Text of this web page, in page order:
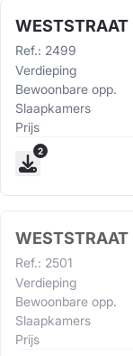
WESTSTRAAT
Ref.: 2499
Verdieping
Bewoonbare opp.
Slaapkamers
Prijs
2
WESTSTRAAT
Ref.: 2501
Verdieping
Bewoonbare opp.
Slaapkamers
Prijs